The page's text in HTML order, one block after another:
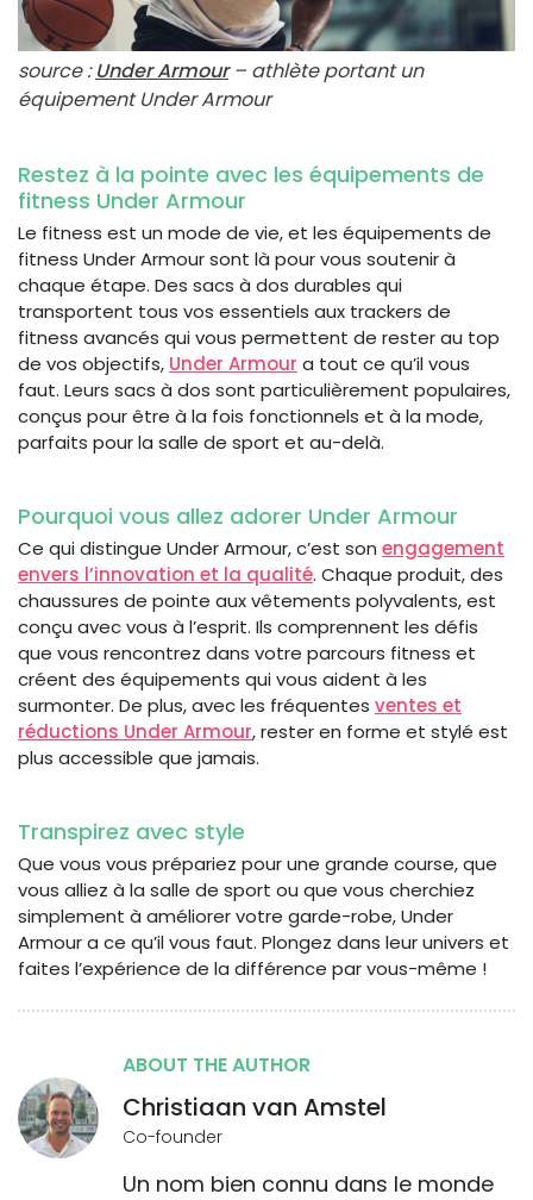
source :Under Armour– athlète portant un
équipement Under Armour
Restez à la pointe avec les équipements de
fitness Under Armour
Le fitness est un mode de vie, et les équipements de
fitness Under Armour sont là pour vous soutenir à
chaque étape. Des sacs à dos durables qui
transportent tous vos essentiels aux trackers de
fitness avancés qui vous permettent de rester au top
de vos objectifs, Under Armour a tout ce qu’il vous
faut. Leurs sacs à dos sont particulièrement populaires,
conçus pour être à la fois fonctionnels et à la mode,
parfaits pour la salle de sport et au-delà.
Pourquoi vous allez adorer Under Armour
Ce qui distingue Under Armour, c’est son engagement
envers l’innovation et la qualité. Chaque produit, des
chaussures de pointe aux vêtements polyvalents, est
conçu avec vous à l’esprit. Ils comprennent les défis
que vous rencontrez dans votre parcours fitness et
créent des équipements qui vous aident à les
surmonter. De plus, avec les fréquentes ventes et
réductions Under Armour, rester en forme et stylé est
plus accessible que jamais.
Transpirez avec style
Que vous vous prépariez pour une grande course, que
vous alliez à la salle de sport ou que vous cherchiez
simplement à améliorer votre garde-robe, Under
Armour a ce qu’il vous faut. Plongez dans leur univers et
faites l’expérience de la différence par vous-même !
ABOUT THE AUTHOR
Christiaan van Amstel
Co-founder
Un nom bien connu dans le monde